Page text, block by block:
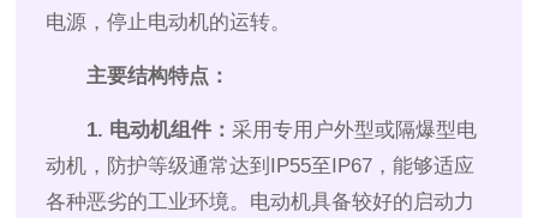
电源，停止电动机的运转。
主要结构特点：
1. 电动机组件： 采用专用户外型或隔爆型电
动机，防护等级通常达到IP55至IP67，能够适应
各种恶劣的工业环境。电动机具备较好的启动力